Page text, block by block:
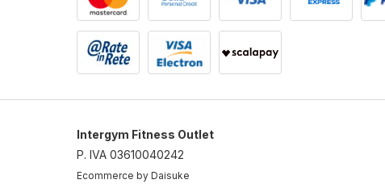
Intergym Fitness Outlet
P. IVA 03610040242
Ecommerce by Daisuke